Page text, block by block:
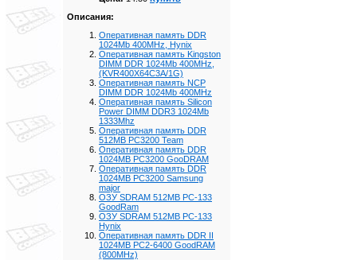
Описания:
Оперативная память DDR
1024Mb 400MHz, Hynix
Оперативная память Kingston
DIMM DDR 1024Mb 400MHz,
(KVR400X64C3A/1G)
Оперативная память NCP
DIMM DDR 1024Mb 400MHz
Оперативная память Silicon
Power DIMM DDR3 1024Mb
1333Mhz
Оперативная память DDR
512MB PC3200 Team
Оперативная память DDR
1024MB PC3200 GooDRAM
Оперативная память DDR
1024MB PC3200 Samsung
major
ОЗУ SDRAM 512MB PC-133
GoodRam
ОЗУ SDRAM 512MB PC-133
Hynix
Оперативная память DDR II
1024MB PC2-6400 GoodRAM
(800MHz)